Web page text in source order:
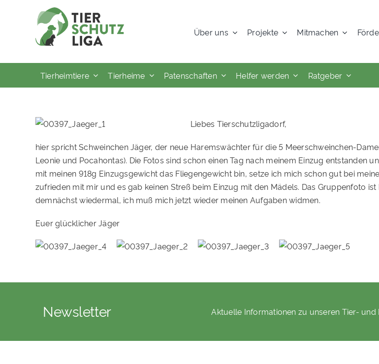
Über uns Projekte Mitmachen
Tierheimtiere Tierheime Patenschaften Helfer werden Ratgeber
Liebes Tierschutzligadorf,
hier spricht Schweinchen Jäger, der neue Haremswächter für die 5 Meerschweinchen-
Leonie und Pocahontas). Die Fotos sind schon einen Tag nach meinem Einzug entstanden
mit meinen 918g Einzugsgewicht das Fliegengewicht bin, setze ich mich schon gut bei
zufrieden mit mir und es gab keinen Streß beim Einzug mit den Mädels. Das Gruppenfoto
demnächst wiedermal, ich muß mich jetzt wieder meinen Aufgaben widmen.
Euer glücklicher Jäger
Newsletter Aktuelle Informationen zu unseren Tier-